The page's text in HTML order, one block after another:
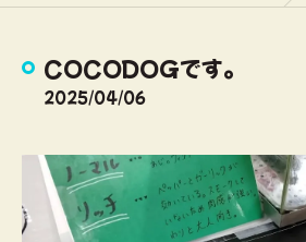
COCODOGです。
2025/04/06